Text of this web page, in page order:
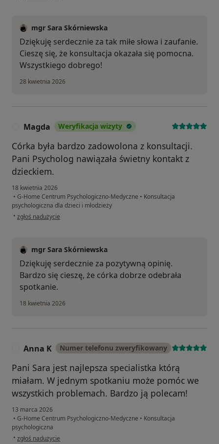
mgr Sara Skórniewska
Dziękuję serdecznie za tak miłe słowa i zaufanie.
Cieszę się, że konsultacja okazała się pomocna.
Wszystkiego dobrego!
28 kwietnia 2026
Magda Weryfikacja wizyty
Córka była bardzo zadowolona z konsultacji.
Pani Psycholog nawiązała świetny kontakt z
dzieckiem.
18 kwietnia 2026
• G-Home Centrum Psychologiczno-Medyczne • Konsultacja
psychologiczna dla dzieci i młodzieży
• w opinii użytkownika Magda
zgłoś nadużycie
mgr Sara Skórniewska
Dziękuję serdecznie za pozytywną opinię.
Bardzo się cieszę, że córka dobrze odebrała
spotkanie.
18 kwietnia 2026
Anna K Numer telefonu zweryfikowany
Pani Sara jest najlepsza specialistka którą
miałam. W jednym spotkaniu może pomóc we
wszystkich problemach. Bardzo ją polecam!
13 marca 2026
• G-Home Centrum Psychologiczno-Medyczne • Konsultacja
psychologiczna
• w opinii użytkownika Anna K
zgłoś nadużycie